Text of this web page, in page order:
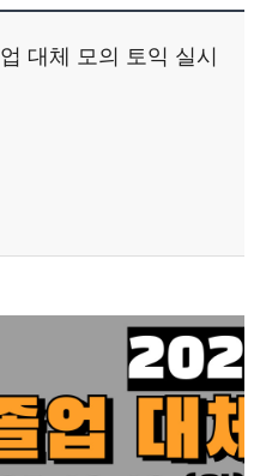
대체 모의 토익 실시